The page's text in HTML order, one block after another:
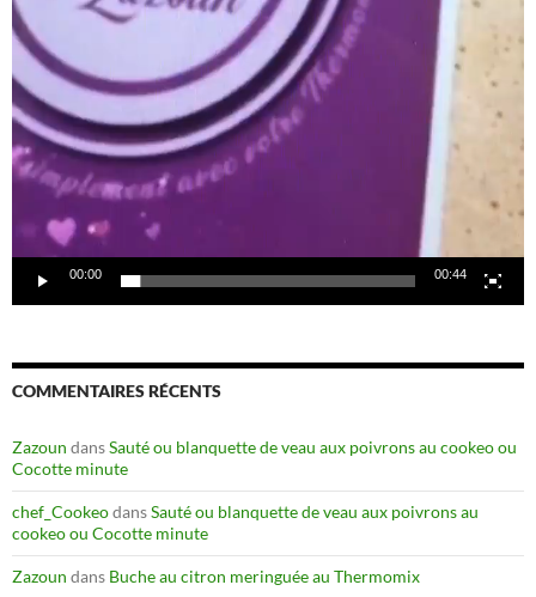
00:00 00:44
COMMENTAIRES RÉCENTS
Zazoun dansSauté ou blanquette de veau aux poivrons au cookeo ou
Cocotte minute
chef_CookeodansSauté ou blanquette de veau aux poivrons au
cookeo ou Cocotte minute
Zazoun dans Buche au citron meringuée au Thermomix